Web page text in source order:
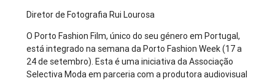
Diretor de Fotografia Rui Lourosa
O Porto Fashion Film, único do seu género em Portugal,
está integrado na semana da Porto Fashion Week (17 a
24 de setembro). Esta é uma iniciativa da Associação
Selectiva Moda em parceria com a produtora audiovisual